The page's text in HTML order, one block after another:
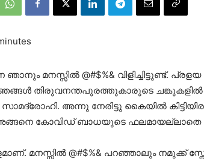
ഞാനും മനസ്സില്‍ @#$%&
ഞങ്ങള്‍ തിരുവനന്തപുരത്തുകാരുടെ ചങ്കുകളില്‍
അന്നു നേരിട്ടു കൈയില്‍
അങ്ങനെ കോവിഡ് ബാധയുടെ ഫലമായല്ലാതെ
മനസ്സില്‍ @#$%& പറഞ്ഞാലും നമുക്ക്